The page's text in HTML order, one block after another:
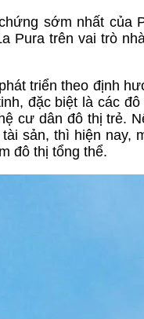
sớm nhất của
Pura trên vai trò
triển theo định
đặc biệt là các
cư dân đô thị trẻ.
sản, thì hiện nay,
đô thị tổng thể.